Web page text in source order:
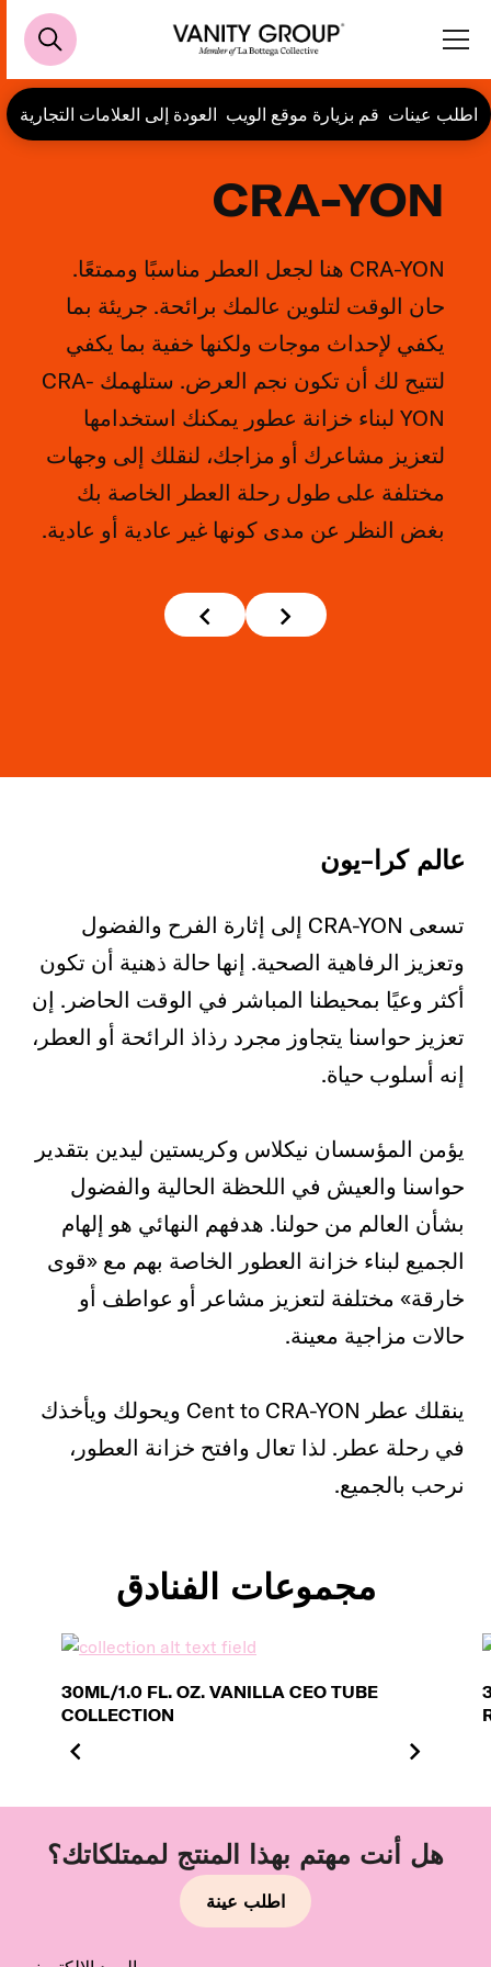
اطلب عينات قم بزيارة موقع الويب العودة إلى العلامات التجارية
CRA-YON
CRA-YON هنا لجعل العطر مناسبًا وممتعًا.
حان الوقت لتلوين عالمك برائحة. جريئة بما
يكفي لإحداث موجات ولكنها خفية بما يكفي
لتتيح لك أن تكون نجم العرض. ستلهمك CRA-
YON لبناء خزانة عطور يمكنك استخدامها
لتعزيز مشاعرك أو مزاجك، لنقلك إلى وجهات
مختلفة على طول رحلة العطر الخاصة بك
بغض النظر عن مدى كونها غير عادية أو عادية.
عالم كرا-يون
تسعى CRA-YON إلى إثارة الفرح والفضول
وتعزيز الرفاهية الصحية. إنها حالة ذهنية أن تكون
أكثر وعيًا بمحيطنا المباشر في الوقت الحاضر. إن
تعزيز حواسنا يتجاوز مجرد رذاذ الرائحة أو العطر،
إنه أسلوب حياة.
يؤمن المؤسسان نيكلاس وكريستين ليدين بتقدير
حواسنا والعيش في اللحظة الحالية والفضول
بشأن العالم من حولنا. هدفهم النهائي هو إلهام
الجميع لبناء خزانة العطور الخاصة بهم مع «قوى
خارقة» مختلفة لتعزيز مشاعر أو عواطف أو
حالات مزاجية معينة.
ينقلك عطر Cent to CRA-YON ويحولك ويأخذك
في رحلة عطر. لذا تعال وافتح خزانة العطور،
نرحب بالجميع.
مجموعات الفنادق
30ML/1.0 FL. OZ. VANILLA CEO TUBE
COLLECTION
هل أنت مهتم بهذا المنتج لممتلكاتك؟
اطلب عينة